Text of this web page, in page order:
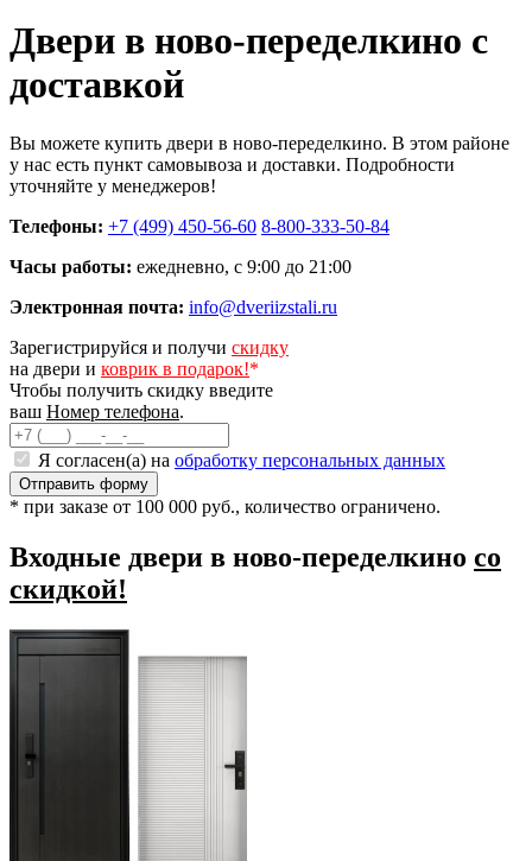
Двери в ново-переделкино с
доставкой
Вы можете купить двери в ново-переделкино. В этом районе
у нас есть пункт самовывоза и доставки. Подробности
уточняйте у менеджеров!
Телефоны: +7 (499) 450-56-60 8-800-333-50-84
Часы работы: ежедневно, с 9:00 до 21:00
Электронная почта: info@dveriizstali.ru
Зарегистрируйся и получи скидку
на двери и коврик в подарок!*
Чтобы получить скидку введите
ваш Номер телефона.
Я согласен(а) на обработку персональных данных
* при заказе от 100 000 руб., количество ограничено.
Входные двери в ново-переделкино со
скидкой!